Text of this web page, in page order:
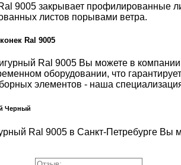
9005 закрывает профилированные
листов порывами ветра.
Ral 9005
Ral 9005 Вы можете в
оборудовании, что
элементов - наша
Черный
Ral 9005 в Санкт-Петребурге Вы